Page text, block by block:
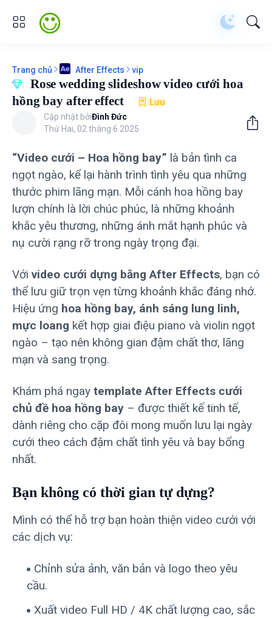
Trang chủ After Effects vip
Rose wedding slideshow video cưới hoa
hồng bay after effect
Lưu
Cập nhật bởiĐình Đức
Thứ Hai, 02 tháng 6 2025
“Video cưới – Hoa hồng bay” là bản tình ca
ngọt ngào, kể lại hành trình tình yêu qua những
thước phim lãng mạn. Mỗi cánh hoa hồng bay
lượn chính là lời chúc phúc, là những khoảnh
khắc yêu thương, những ánh mắt hạnh phúc và
nụ cười rạng rỡ trong ngày trọng đại.
Với video cưới dựng bằng After Effects, bạn có
thể lưu giữ trọn vẹn từng khoảnh khắc đáng nhớ.
Hiệu ứng hoa hồng bay, ánh sáng lung linh,
mực loang kết hợp giai điệu piano và violin ngọt
ngào – tạo nên không gian đậm chất thơ, lãng
mạn và sang trọng.
Khám phá ngay template After Effects cưới
chủ đề hoa hồng bay – được thiết kế tinh tế,
dành riêng cho cặp đôi mong muốn lưu lại ngày
cưới theo cách đậm chất tình yêu và bay bổng
nhất.
Bạn không có thời gian tự dựng?
Mình có thể hỗ trợ bạn hoàn thiện video cưới với
các dịch vụ:
Chỉnh sửa ảnh, văn bản và logo theo yêu
cầu.
Xuất video Full HD / 4K chất lượng cao, sắc